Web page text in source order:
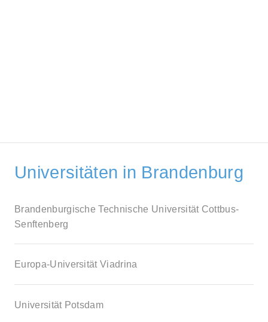
Universitäten in Brandenburg
Brandenburgische Technische Universität Cottbus-
Senftenberg
Europa-Universität Viadrina
Universität Potsdam